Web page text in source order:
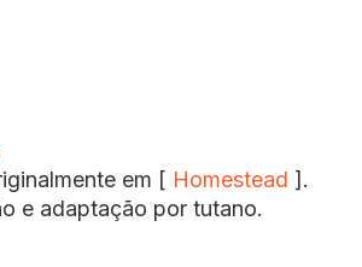
em [ Homestead ].
e adaptação por tutano.